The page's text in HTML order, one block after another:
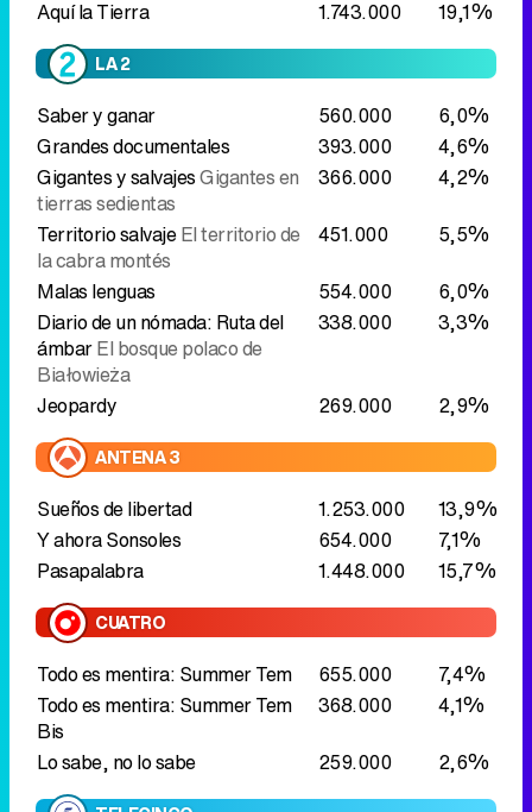
Gigantes y salvajes
tierras sedientas
366.000
4,2%
Territorio salvajeEl territorio de
451.000
5,5%
Malas lenguas
554.000
6,0%
Diario de un nómada: Ruta del
ámbarEl bosque polaco de
Białowieża
338.000 3,3%
Jeopardy 269.000 2,9%
ANTENA 3
Sueños de libertad
Y ahora Sonsoles
Pasapalabra
1.448.000 15,7%
CUATRO
Todo es mentira: Summer Tem 655.000
7,4%
Todo es mentira: Summer Tem
Bis
368.000
4,1%
Lo sabe, no lo sabe
Amor... ¡o lo que surja! 542.000
6,0%
El verano se mueve
¡De lunes a viernes!
577.000
6,0%
¡Allá tú!
707.000 7,5%